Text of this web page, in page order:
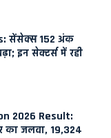
सेंसेक्स 152 अंक
इन सेक्टर्स में रही
2026 Result:
का जलवा, 19,324